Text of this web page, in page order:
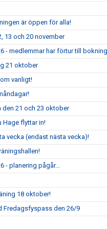
är öppen för alla!
13 och 20 november
- medlemmar har förtur till
21 oktober
vanligt!
den 21 och 23 oktober
Hage flyttar in!
vecka (endast nästa vecka)!
- planering pågår...
18 oktober!
Fredagsfyspass den 26/9